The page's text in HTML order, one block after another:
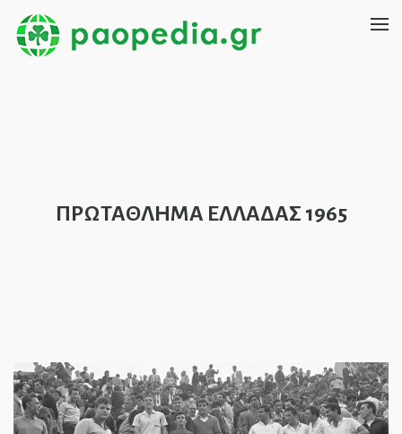
ΠΡΩΤΑΘΛΗΜΑ ΕΛΛΑΔΑΣ 1965